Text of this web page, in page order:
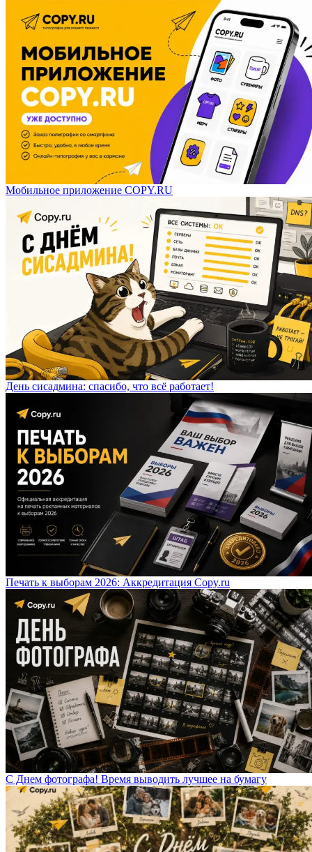
Мобильное приложение COPY.RU
День сисадмина: спасибо, что всё работает!
Печать к выборам 2026: Аккредитация Copy.ru
С Днем фотографа! Время выводить лучшее на бумагу